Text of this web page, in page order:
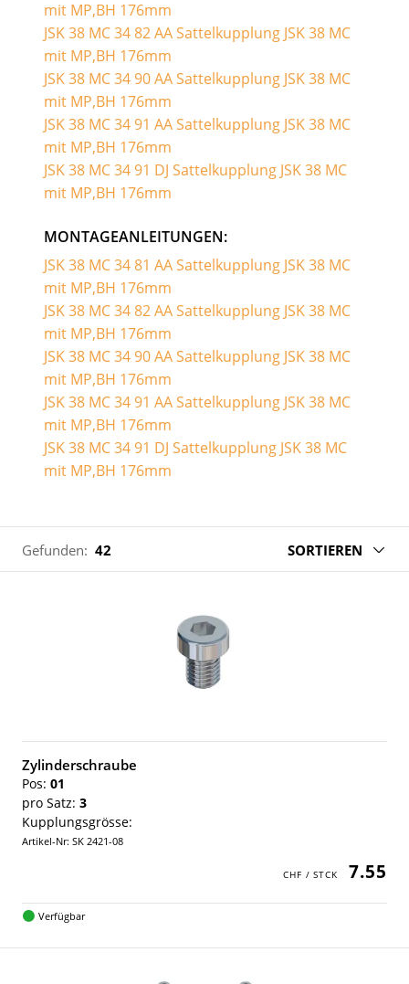
mit MP,BH 176mm
JSK 38 MC 34 82 AA Sattelkupplung JSK 38 MC
mit MP,BH 176mm
JSK 38 MC 34 90 AA Sattelkupplung JSK 38 MC
mit MP,BH 176mm
JSK 38 MC 34 91 AA Sattelkupplung JSK 38 MC
mit MP,BH 176mm
JSK 38 MC 34 91 DJ Sattelkupplung JSK 38 MC
mit MP,BH 176mm
MONTAGEANLEITUNGEN:
JSK 38 MC 34 81 AA Sattelkupplung JSK 38 MC
mit MP,BH 176mm
JSK 38 MC 34 82 AA Sattelkupplung JSK 38 MC
mit MP,BH 176mm
JSK 38 MC 34 90 AA Sattelkupplung JSK 38 MC
mit MP,BH 176mm
JSK 38 MC 34 91 AA Sattelkupplung JSK 38 MC
mit MP,BH 176mm
JSK 38 MC 34 91 DJ Sattelkupplung JSK 38 MC
mit MP,BH 176mm
Gefunden: 42 SORTIEREN
Zylinderschraube
Pos: 01
pro Satz: 3
Kupplungsgrösse:
Artikel-Nr: SK 2421-08
7.55
Verfügbar